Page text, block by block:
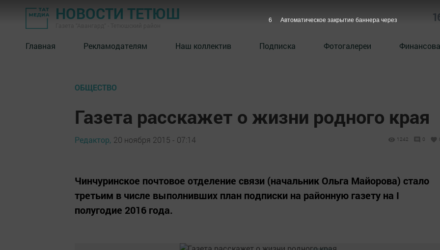
НОВОСТИ ТЕТЮШ
Главная Рекламодателям Наш коллектив Подписка Фотогалереи
ОБЩЕСТВО
Газета расскажет о жизни родного края
Редактор, 20 ноября 2015 - 07:14 1242 0
Чинчуринское почтовое отделение связи (начальник Ольга Майорова) стало
третьим в числе выполнивших план подписки на районную газету на I
полугодие 2016 года.
5 Автоматическое закрытие баннера через